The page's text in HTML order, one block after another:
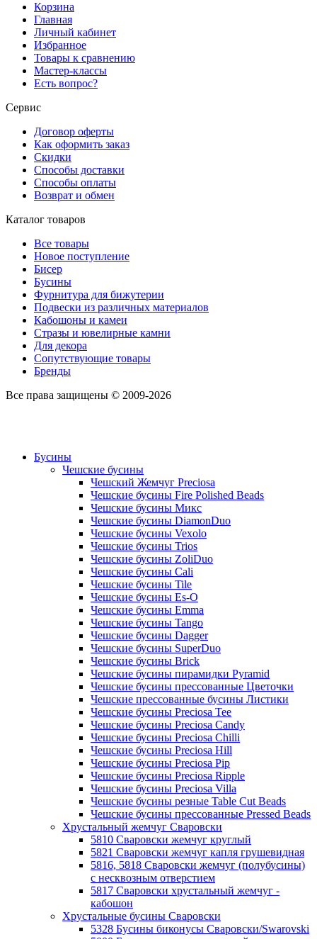
Корзина
Главная
Личный кабинет
Избранное
Товары к сравнению
Мастер-классы
Есть вопрос?
Сервис
Договор оферты
Как оформить заказ
Скидки
Способы доставки
Способы оплаты
Возврат и обмен
Каталог товаров
Все товары
Новое поступление
Бисер
Бусины
Фурнитура для бижутерии
Подвески из различных материалов
Кабошоны и камеи
Стразы и ювелирные камни
Для декора
Сопутствующие товары
Бренды
Все права защищены © 2009-2026
Бусины
Чешские бусины
Чешский Жемчуг Preciosa
Чешские бусины Fire Polished Beads
Чешские бусины Микс
Чешские бусины DiamonDuo
Чешские бусины Vexolo
Чешские бусины Trios
Чешские бусины ZoliDuo
Чешские бусины Cali
Чешские бусины Tile
Чешские бусины Es-O
Чешские бусины Emma
Чешские бусины Tango
Чешские бусины Dagger
Чешские бусины SuperDuo
Чешские бусины Brick
Чешские бусины пирамидки Pyramid
Чешские бусины прессованные Цветочки
Чешские прессованные бусины Листики
Чешские бусины Preciosa Tee
Чешские бусины Preciosa Candy
Чешские бусины Preciosa Chilli
Чешские бусины Preciosa Hill
Чешские бусины Preciosa Pip
Чешские бусины Preciosa Ripple
Чешские бусины Preciosa Villa
Чешские бусины резные Table Cut Beads
Чешские бусины прессованные Pressed Beads
Хрустальный жемчуг Сваровски
5810 Сваровски жемчуг круглый
5821 Сваровски жемчуг капля грушевидная
5816, 5818 Сваровски жемчуг (полубусины)
с несквозным отверстием
5817 Сваровски хрустальный жемчуг -
кабошон
Хрустальные бусины Сваровски
5328 Бусины биконусы Сваровски/Swarovski